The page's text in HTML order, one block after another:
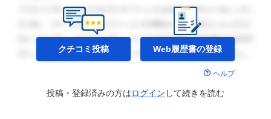
クチコミ投稿 Web履歴書の登録
ヘルプ
投稿・登録済みの方はログイン して続きを読む